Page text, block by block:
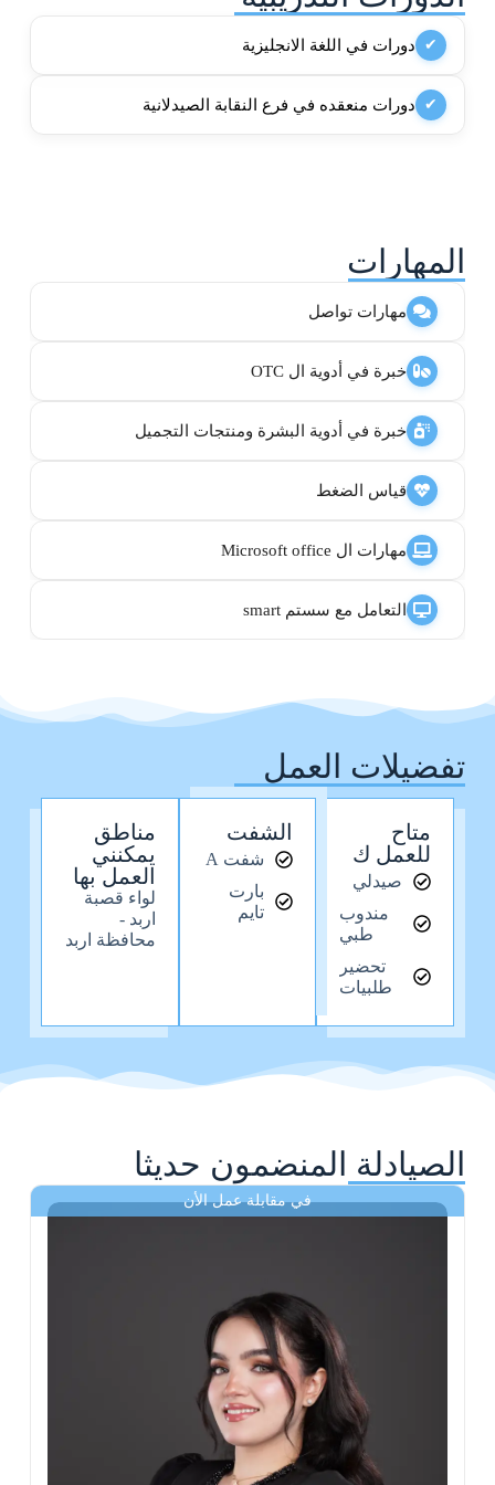
✔ دورات في اللغة الانجليزية
✔ دورات منعقده في فرع النقابة الصيدلانية
المهارات
مهارات تواصل
خبرة في أدوية ال OTC
خبرة في أدوية البشرة ومنتجات التجميل
قياس الضغط
مهارات ال Microsoft office
التعامل مع سستم smart
تفضيلات العمل
متاح
للعمل ك
صيدلي
مندوب
طبي
تحضير
طلبيات
الشفت
شفت A
بارت
تايم
مناطق
يمكنني
العمل بها
لواء قصبة
اربد -
محافظة اربد
الصيادلة المنضمون حديثا
في مقابلة عمل الأن